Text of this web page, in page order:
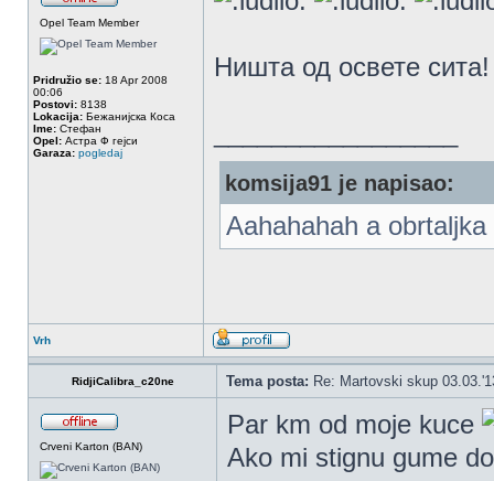
Opel Team Member
Pridružio se: 18 Apr 2008
00:06
Postovi: 8138
Lokacija: Бежанијска Коса
Ime: Стефан
Opel: Астра Ф гејси
Garaza: pogledaj
Ништа од освете сита!
komsija91 je napisao:
Aahahahah a
Vrh
RidjiCalibra_c20ne Tema posta: Re: Martovski skup
Crveni Karton (BAN)
Par km od moje kuce
Ako mi stignu gume